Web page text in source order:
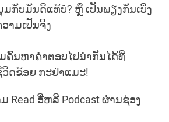
ມກັບມັນດີແທ້ບໍ່? ຫຼື ເປັນພຽງກັນເບິ່ງ
າມເປັນຈິງ
ຄົ້ນຫາຄຳຕອບໄປນຳກັນໄດ້ທີ່
ວິດຂ້ອຍ ກະຢ່າແມະ!
Read ອີ່ຫລີ Podcast ຜ່ານຊ່ອງ